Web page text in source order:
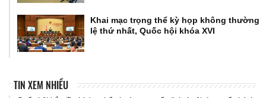
Khai mạc trọng thể kỳ họp không thường
lệ thứ nhất, Quốc hội khóa XVI
TIN XEM NHIỀU